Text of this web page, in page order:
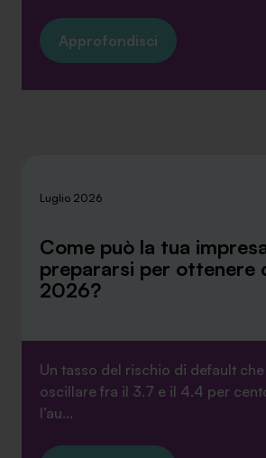
Approfondisci
Luglio 2026
Come può la tua
prepararsi per ottenere
2026?
Un tasso del rischio di default
oscillare fra il 3.7 e il 4.4 per
l’au...